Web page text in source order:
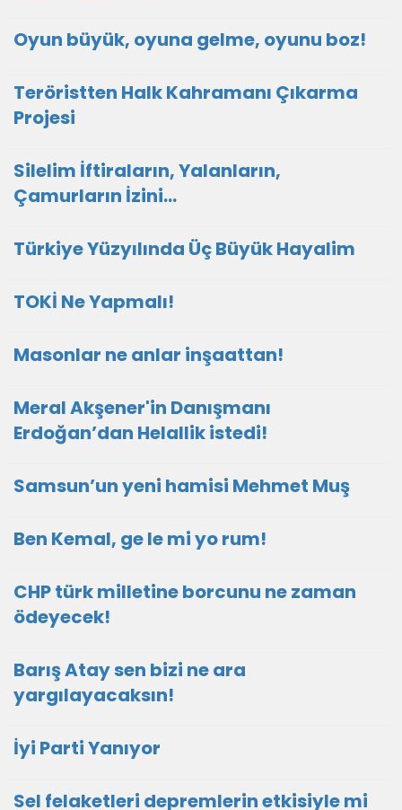
Oyun büyük, oyuna gelme, oyunu boz!
Teröristten Halk Kahramanı Çıkarma
Projesi
Silelim İftiraların, Yalanların,
Çamurların İzini…
Türkiye Yüzyılında Üç Büyük Hayalim
TOKİ Ne Yapmalı!
Masonlar ne anlar inşaattan!
Meral Akşener'in Danışmanı
Erdoğan’dan Helallik istedi!
Samsun’un yeni hamisi Mehmet Muş
Ben Kemal, ge le mi yo rum!
CHP türk milletine borcunu ne zaman
ödeyecek!
Barış Atay sen bizi ne ara
yargılayacaksın!
İyi Parti Yanıyor
Sel felaketleri depremlerin etkisiyle mi